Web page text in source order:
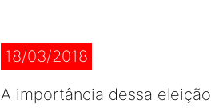
18/03/2018
A importância dessa eleição